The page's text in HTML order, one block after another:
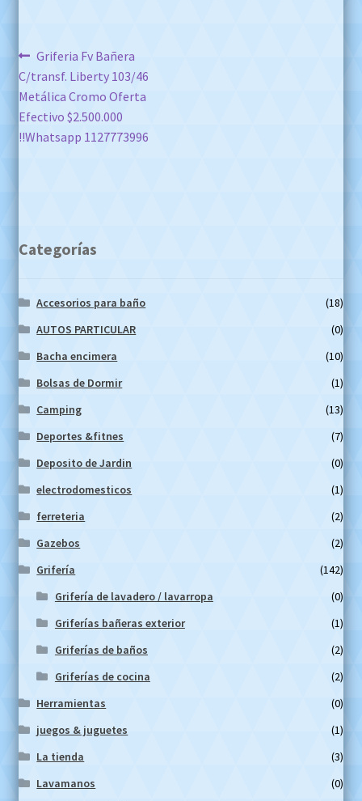
Navegación
de
entradas
Anterior:
Griferia Fv Bañera
C/transf. Liberty 103/46
Metálica Cromo Oferta
Efectivo $2.500.000
!!Whatsapp 1127773996
Categorías
Accesorios para baño
(18)
AUTOS PARTICULAR
(0)
Bacha encimera
(10)
Bolsas de Dormir
(1)
Camping
(13)
Deportes &fitnes
(7)
Deposito de Jardin
(0)
electrodomesticos
(1)
ferreteria
(2)
Gazebos
(2)
Grifería
(142)
Grifería de lavadero / lavarropa
(0)
Griferías bañeras exterior
(1)
Griferías de baños
(2)
Griferías de cocina
(2)
Herramientas
(0)
juegos & juguetes
(1)
La tienda
(3)
Lavamanos
(0)